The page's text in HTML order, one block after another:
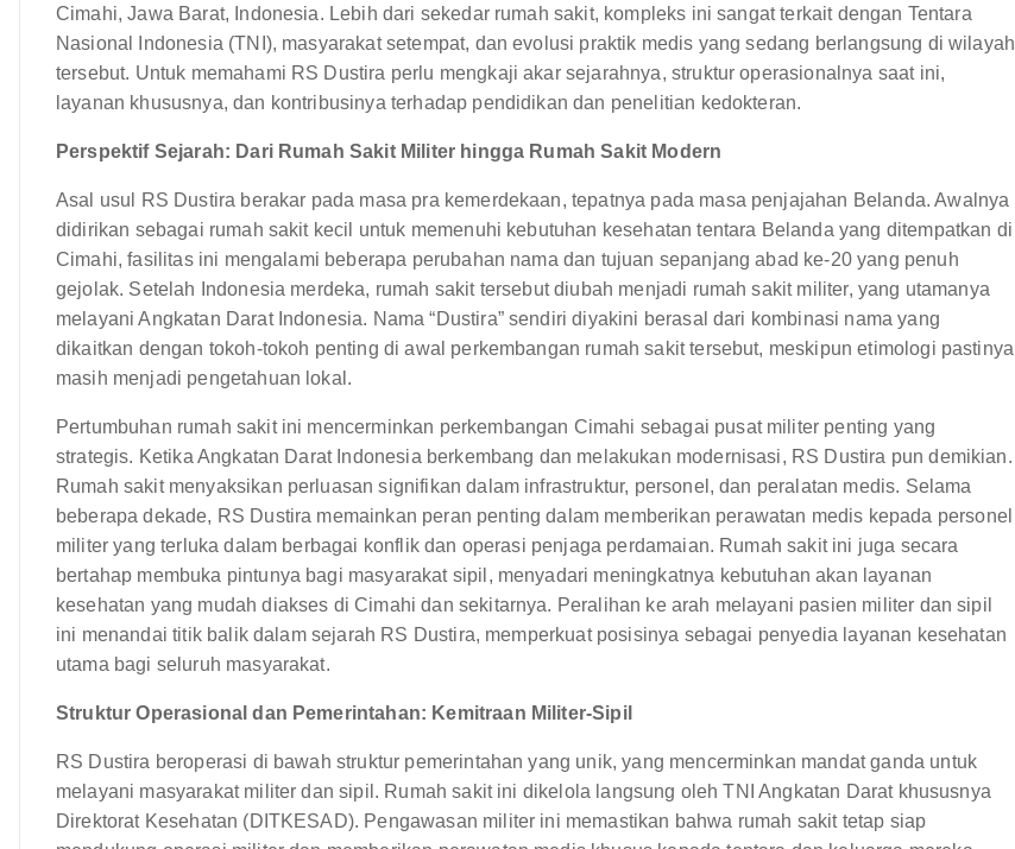
Cimahi, Jawa Barat, Indonesia. Lebih dari sekedar rumah sakit, kompleks ini sangat terkait dengan Tentara
Nasional Indonesia (TNI), masyarakat setempat, dan evolusi praktik medis yang sedang berlangsung di wilayah
tersebut. Untuk memahami RS Dustira perlu mengkaji akar sejarahnya, struktur operasionalnya saat ini,
layanan khususnya, dan kontribusinya terhadap pendidikan dan penelitian kedokteran.
Perspektif Sejarah: Dari Rumah Sakit Militer hingga Rumah Sakit Modern
Asal usul RS Dustira berakar pada masa pra kemerdekaan, tepatnya pada masa penjajahan Belanda. Awalnya
didirikan sebagai rumah sakit kecil untuk memenuhi kebutuhan kesehatan tentara Belanda yang ditempatkan di
Cimahi, fasilitas ini mengalami beberapa perubahan nama dan tujuan sepanjang abad ke-20 yang penuh
gejolak. Setelah Indonesia merdeka, rumah sakit tersebut diubah menjadi rumah sakit militer, yang utamanya
melayani Angkatan Darat Indonesia. Nama “Dustira” sendiri diyakini berasal dari kombinasi nama yang
dikaitkan dengan tokoh-tokoh penting di awal perkembangan rumah sakit tersebut, meskipun etimologi pastinya
masih menjadi pengetahuan lokal.
Pertumbuhan rumah sakit ini mencerminkan perkembangan Cimahi sebagai pusat militer penting yang
strategis. Ketika Angkatan Darat Indonesia berkembang dan melakukan modernisasi, RS Dustira pun demikian.
Rumah sakit menyaksikan perluasan signifikan dalam infrastruktur, personel, dan peralatan medis. Selama
beberapa dekade, RS Dustira memainkan peran penting dalam memberikan perawatan medis kepada personel
militer yang terluka dalam berbagai konflik dan operasi penjaga perdamaian. Rumah sakit ini juga secara
bertahap membuka pintunya bagi masyarakat sipil, menyadari meningkatnya kebutuhan akan layanan
kesehatan yang mudah diakses di Cimahi dan sekitarnya. Peralihan ke arah melayani pasien militer dan sipil
ini menandai titik balik dalam sejarah RS Dustira, memperkuat posisinya sebagai penyedia layanan kesehatan
utama bagi seluruh masyarakat.
Struktur Operasional dan Pemerintahan: Kemitraan Militer-Sipil
RS Dustira beroperasi di bawah struktur pemerintahan yang unik, yang mencerminkan mandat ganda untuk
melayani masyarakat militer dan sipil. Rumah sakit ini dikelola langsung oleh TNI Angkatan Darat khususnya
Direktorat Kesehatan (DITKESAD). Pengawasan militer ini memastikan bahwa rumah sakit tetap siap